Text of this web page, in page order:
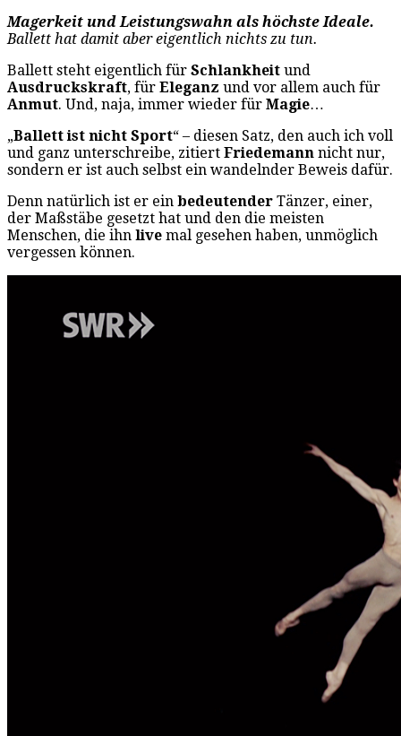
Magerkeit und Leistungswahn als höchste Ideale.
Ballett hat damit aber eigentlich nichts zu tun.
Ballett steht eigentlich für Schlankheit und
Ausdruckskraft, für Eleganz und vor allem auch für
Anmut. Und, naja, immer wieder für Magie…
„Ballett ist nicht Sport“ – diesen Satz, den auch ich voll
und ganz unterschreibe, zitiert Friedemann nicht nur,
sondern er ist auch selbst ein wandelnder Beweis dafür.
Denn natürlich ist er ein bedeutender Tänzer, einer,
der Maßstäbe gesetzt hat und den die meisten
Menschen, die ihn live mal gesehen haben, unmöglich
vergessen können.